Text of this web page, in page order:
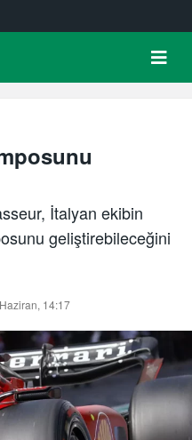
İtalyan ekibin
geliştirebileceğini
14:17